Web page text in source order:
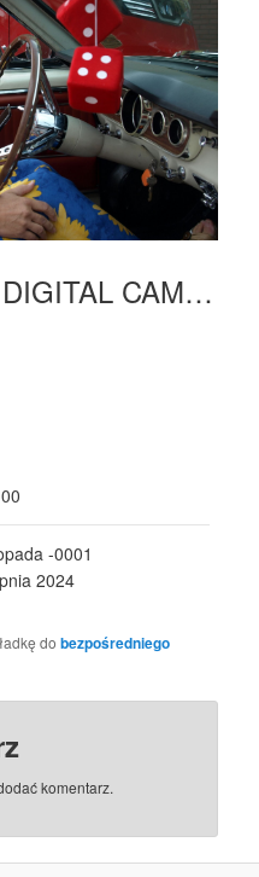
OLYMPUS DIGITAL CAMERA
-0001
2024
dobezpośredniego
komentarz.